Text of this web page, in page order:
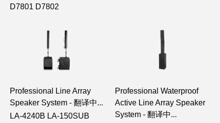
D7801 D7802
Professional Line Array
Speaker System - 翻译中...
LA-4240B LA-150SUB
Professional Waterproof
Active Line Array Speaker
System - 翻译中...